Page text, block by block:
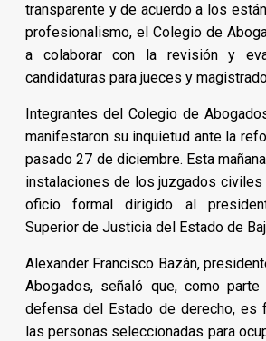
transparente y de acuerdo a los
profesionalismo, el Colegio de
a colaborar con la revisión y
candidaturas para jueces y
Integrantes del Colegio de
manifestaron su inquietud ante la
pasado 27 de diciembre. Esta
instalaciones de los juzgados civiles
oficio formal dirigido al
Superior de Justicia del Estado de
Alexander Francisco Bazán,
Abogados, señaló que, como
defensa del Estado de derecho, es
las personas seleccionadas para